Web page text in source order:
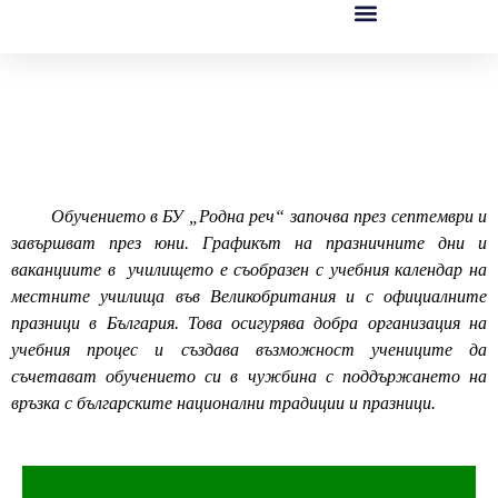
Обучението в БУ „Родна реч“ започва през септември и
завършват през юни. Графикът на празничните дни и
ваканциите в училището е съобразен с учебния календар на
местните училища във Великобритания и с официалните
празници в България. Това осигурява добра организация на
учебния процес и създава възможност учениците да
съчетават обучението си в чужбина с поддържането на
връзка с българските национални традиции и празници.